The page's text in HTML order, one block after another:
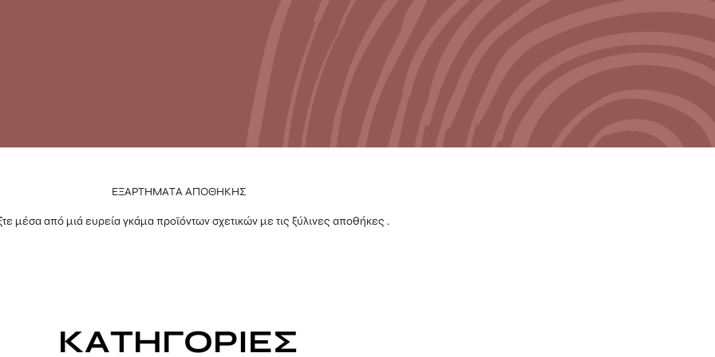
ΕΞΑΡΤΗΜΑΤΑ ΑΠΟΘΗΚΗΣ
μέσα από μιά ευρεία γκάμα προϊόντων σχετικών με τις ξύλινες αποθήκες .
ΚΑΤΗΓΟΡΙΕΣ